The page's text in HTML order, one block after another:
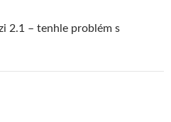
2.1 – tenhle problém s